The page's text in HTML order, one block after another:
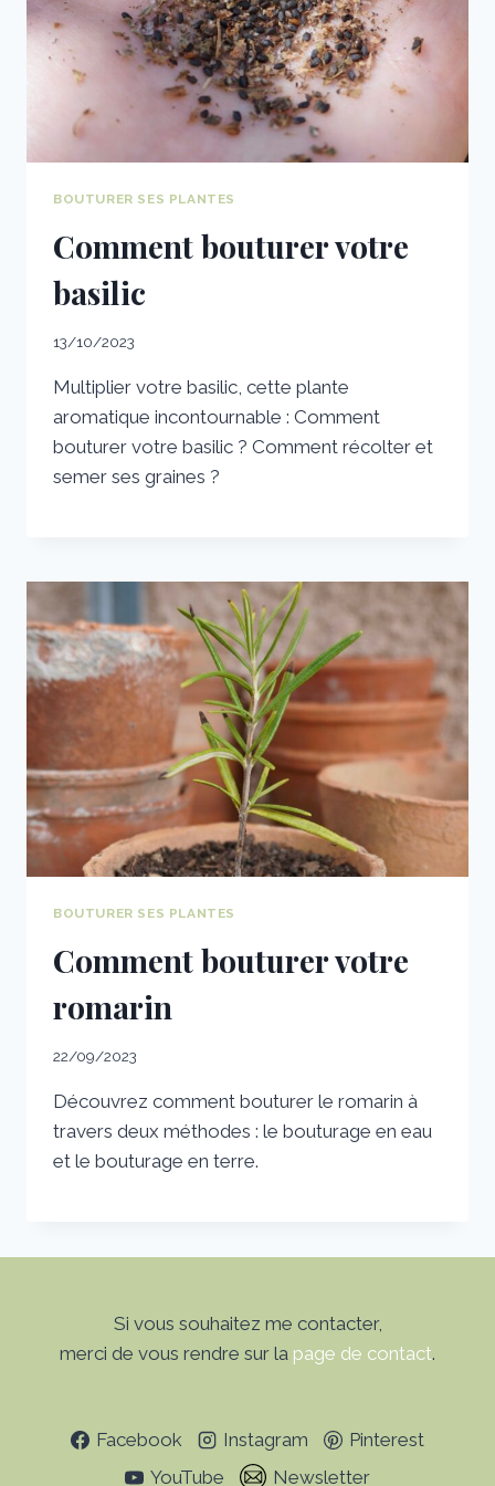
BOUTURER SES PLANTES
Comment bouturer votre
basilic
13/10/2023
Multiplier votre basilic, cette plante
aromatique incontournable : Comment
bouturer votre basilic ? Comment récolter et
semer ses graines ?
BOUTURER SES PLANTES
Comment bouturer votre
romarin
22/09/2023
Découvrez comment bouturer le romarin à
travers deux méthodes : le bouturage en eau
et le bouturage en terre.
Si vous souhaitez me contacter,
merci de vous rendre sur la page de contact.
Facebook Instagram
Pinterest
YouTube
Newsletter